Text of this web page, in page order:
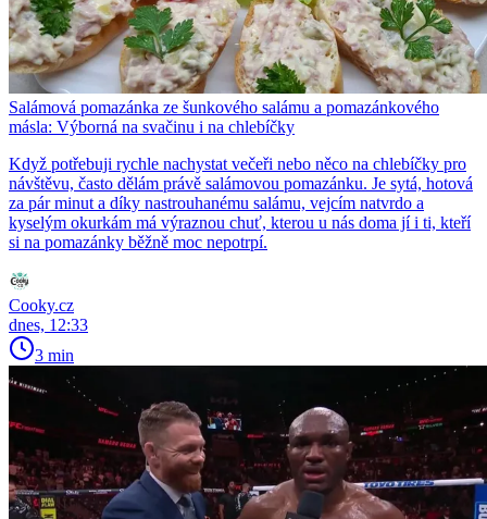
Salámová pomazánka ze šunkového salámu a pomazánkového
másla: Výborná na svačinu i na chlebíčky
Když potřebuji rychle nachystat večeři nebo něco na chlebíčky pro
návštěvu, často dělám právě salámovou pomazánku. Je sytá, hotová
za pár minut a díky nastrouhanému salámu, vejcím natvrdo a
kyselým okurkám má výraznou chuť, kterou u nás doma jí i ti, kteří
si na pomazánky běžně moc nepotrpí.
Cooky.cz
dnes, 12:33
3 min